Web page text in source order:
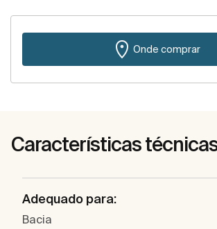
Onde comprar
Características
Adequado para:
Bacia